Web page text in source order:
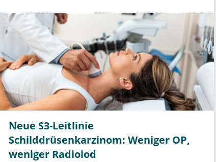
Neue S3-Leitlinie
Schilddrüsenkarzinom: Weniger OP,
weniger Radioiod